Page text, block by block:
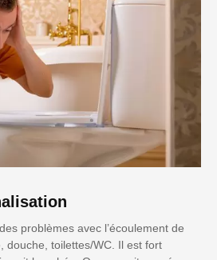
problèmes avec l’écoulement de
douche, toilettes/WC. Il est fort